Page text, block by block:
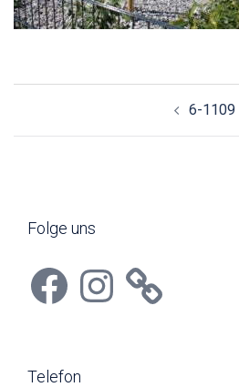
6-1109
Folge uns
FacebookInstagram
Telefon